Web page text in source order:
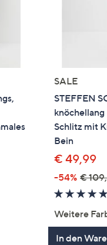
SALE
STEFFEN
Schlitz mit
Bein
€ 49,99
-54% €
Weitere
In den